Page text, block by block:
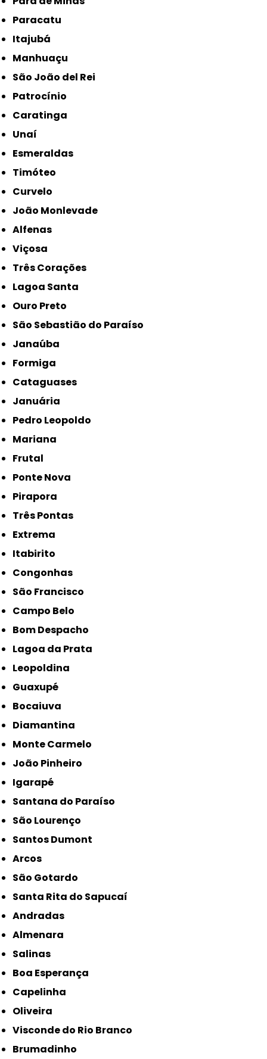
Paracatu
Itajubá
Manhuaçu
São João del Rei
Patrocínio
Caratinga
Unaí
Esmeraldas
Timóteo
Curvelo
João Monlevade
Alfenas
Viçosa
Três Corações
Lagoa Santa
Ouro Preto
São Sebastião do Paraíso
Janaúba
Formiga
Cataguases
Januária
Pedro Leopoldo
Mariana
Frutal
Ponte Nova
Pirapora
Três Pontas
Extrema
Itabirito
Congonhas
São Francisco
Campo Belo
Bom Despacho
Lagoa da Prata
Leopoldina
Guaxupé
Bocaiuva
Diamantina
Monte Carmelo
João Pinheiro
Igarapé
Santana do Paraíso
São Lourenço
Santos Dumont
Arcos
São Gotardo
Santa Rita do Sapucaí
Andradas
Almenara
Salinas
Boa Esperança
Capelinha
Oliveira
Visconde do Rio Branco
Brumadinho